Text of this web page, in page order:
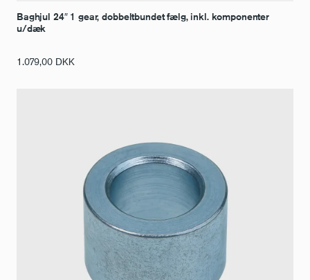
Baghjul 24″ 1 gear, dobbeltbundet fælg, inkl. komponenter
u/dæk
1.079,00 DKK